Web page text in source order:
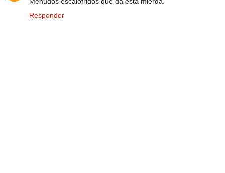
Responder